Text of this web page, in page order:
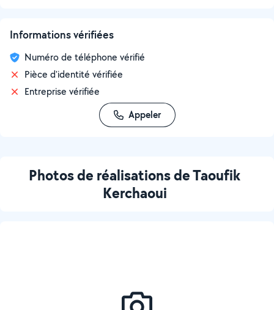
Informations vérifiées
Numéro de téléphone vérifié
Pièce d'identité vérifiée
Entreprise vérifiée
Appeler
Photos de réalisations de Taoufik
Kerchaoui